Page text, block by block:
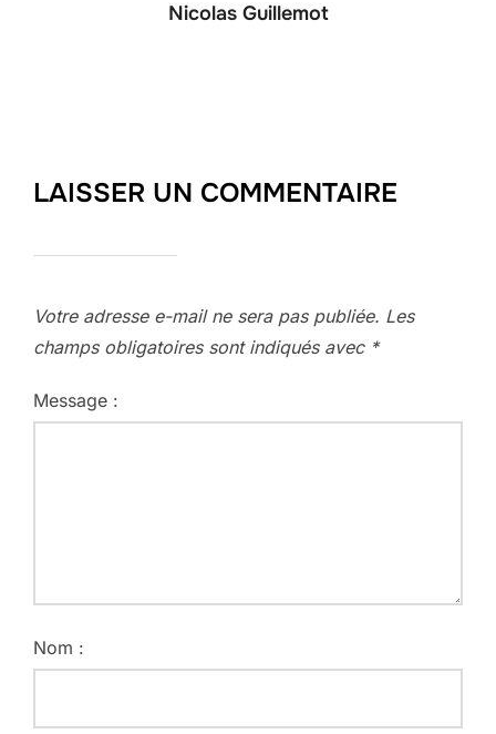
Nicolas Guillemot
LAISSER UN COMMENTAIRE
Votre adresse e-mail ne sera pas publiée. Les
champs obligatoires sont indiqués avec *
Message :
Nom :